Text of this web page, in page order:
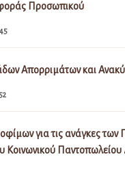
Προσωπικού
Απορριμάτων και
για τις ανάγκες των
Κοινωνικού